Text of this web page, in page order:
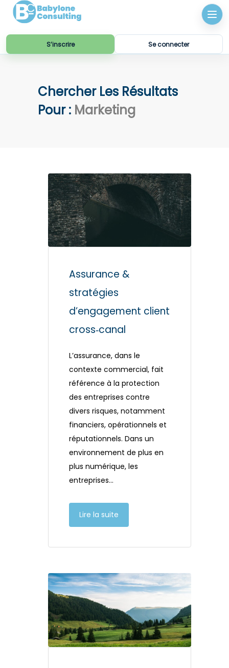
S’inscrire Se connecter
Chercher Les Résultats
Pour : Marketing
Assurance &
stratégies
d’engagement client
cross‑canal
L’assurance, dans le
contexte commercial, fait
référence à la protection
des entreprises contre
divers risques, notamment
financiers, opérationnels et
réputationnels. Dans un
environnement de plus en
plus numérique, les
entreprises…
Lire la suite